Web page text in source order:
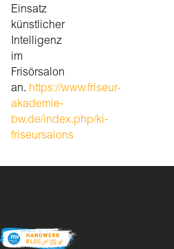
Einsatz
künstlicher
Intelligenz
im
Frisörsalon
an. https://www.friseur-
akademie-
bw.de/index.php/ki-
friseursalons